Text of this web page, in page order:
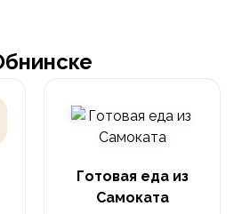
Готовая еда из
Самоката